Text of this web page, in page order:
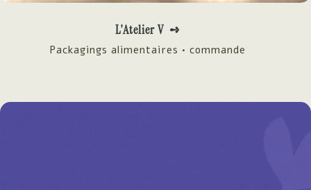
L'Atelier V ➺
Packagings alimentaires • commande